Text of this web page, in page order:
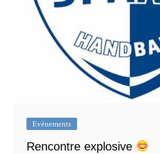
Evènements
Rencontre explosive